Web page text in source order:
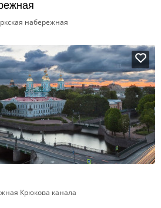
набережная
Крюкова канала